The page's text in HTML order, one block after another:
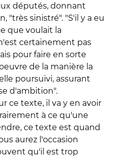
députés, donnant
"très sinistré". "S'il y a eu
que voulait la
certainement pas
pour faire en sorte
de la manière la
poursuivi, assurant
d'ambition".
ce texte, il va y en avoir
à ce qu'une
ce texte est quand
aurez l'occasion
qu'il est trop